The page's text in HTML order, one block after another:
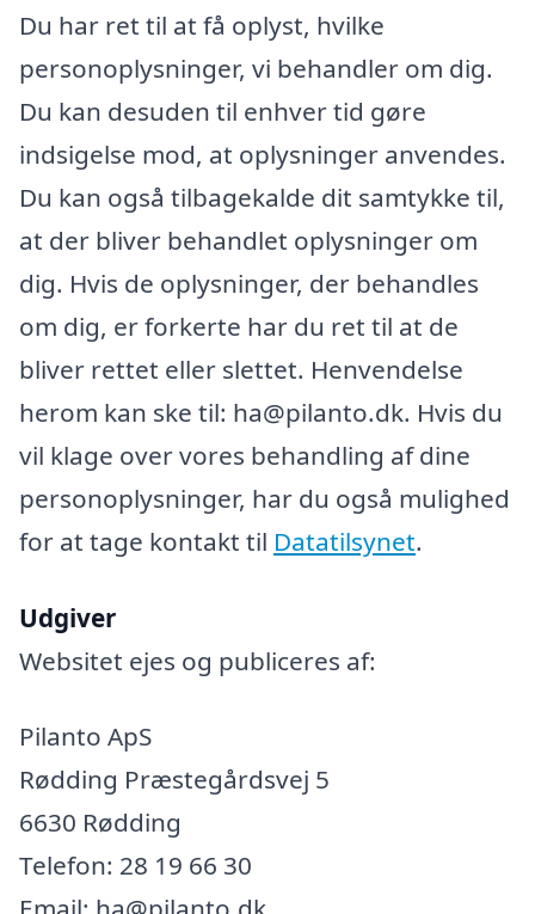
Du har ret til at få oplyst, hvilke
personoplysninger, vi behandler om dig.
Du kan desuden til enhver tid gøre
indsigelse mod, at oplysninger anvendes.
Du kan også tilbagekalde dit samtykke til,
at der bliver behandlet oplysninger om
dig. Hvis de oplysninger, der behandles
om dig, er forkerte har du ret til at de
bliver rettet eller slettet. Henvendelse
herom kan ske til: ha@pilanto.dk. Hvis du
vil klage over vores behandling af dine
personoplysninger, har du også mulighed
for at tage kontakt til Datatilsynet.
Udgiver
Websitet ejes og publiceres af:
Pilanto ApS
Rødding Præstegårdsvej 5
6630 Rødding
Telefon: 28 19 66 30